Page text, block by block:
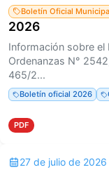
Boletín Oficial
2026
Información sobre el
Ordenanzas N°
465/2...
Boletín oficial 2026
PDF
27 de julio de 2026